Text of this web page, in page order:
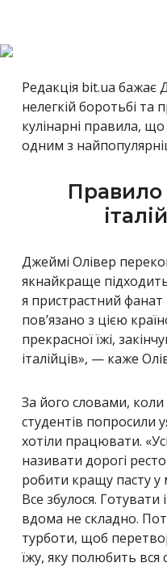
Редакція bit.ua бажає
нелегкій боротьбі та
кулінарні правила,
одним з
Правило
Джеймі Олівер
якнайкраще
я пристрастний фанат
пов’язано з цією
прекрасної їжі,
італійців», — каже
За його словами, коли
студентів попросили
хотіли працювати.
називати дорогі
робити кращу пасту
Все збулося. Готувати
вдома не складно.
турботи, щоб
їжу, яку полюбить вся